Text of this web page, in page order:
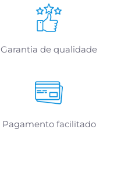
Garantia de qualidade
Pagamento facilitado